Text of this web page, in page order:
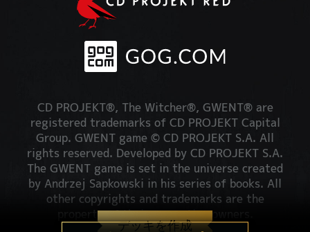
デッキを作成
CD PROJEKT®, The Witcher®, GWENT® are
registered trademarks of CD PROJEKT Capital
Group. GWENT game © CD PROJEKT S.A. All
rights reserved. Developed by CD PROJEKT S.A.
The GWENT game is set in the universe created
by Andrzej Sapkowski in his series of books. All
other copyrights and trademarks are the
property of their respective owners.